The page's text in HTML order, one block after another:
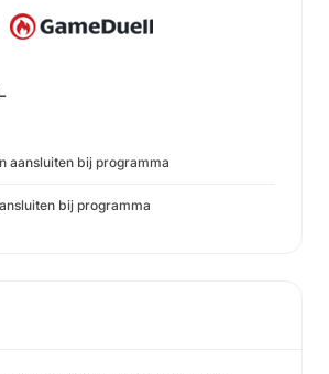
aansluiten bij programma
bij programma